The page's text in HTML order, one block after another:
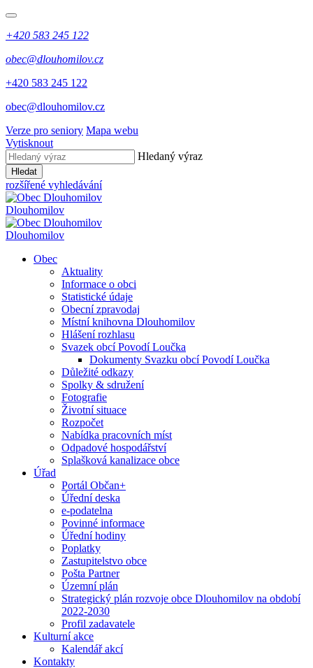
+420 583 245 122
obec@dlouhomilov.cz
+420 583 245 122
obec@dlouhomilov.cz
Verze pro seniory Mapa webu
Vytisknout
Hledaný výraz
Hledat
rozšířené vyhledávání
Dlouhomilov
Dlouhomilov
Obec
Aktuality
Informace o obci
Statistické údaje
Obecní zpravodaj
Místní knihovna Dlouhomilov
Hlášení rozhlasu
Svazek obcí Povodí Loučka
Dokumenty Svazku obcí Povodí Loučka
Důležité odkazy
Spolky & sdružení
Fotografie
Životní situace
Rozpočet
Nabídka pracovních míst
Odpadové hospodářství
Splašková kanalizace obce
Úřad
Portál Občan+
Úřední deska
e-podatelna
Povinné informace
Úřední hodiny
Poplatky
Zastupitelstvo obce
Pošta Partner
Územní plán
Strategický plán rozvoje obce Dlouhomilov na období
2022-2030
Profil zadavatele
Kulturní akce
Kalendář akcí
Kontakty